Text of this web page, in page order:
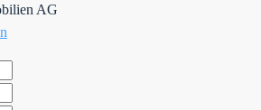
AG